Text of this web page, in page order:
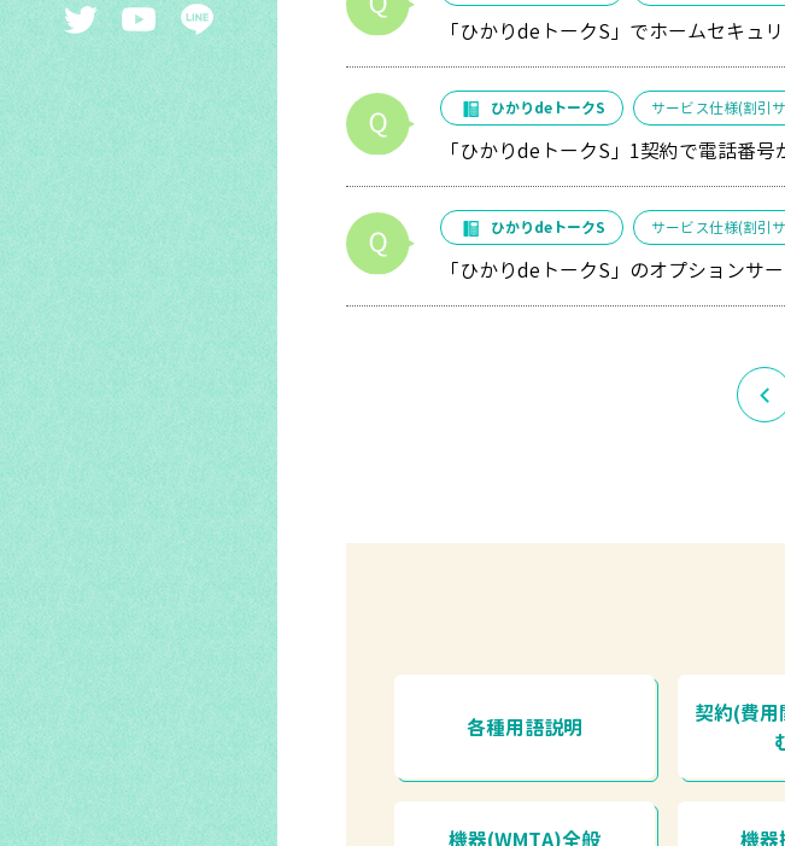
「ひかりdeトークS」でホームセキュ
ひかりdeトークS サービス仕様(割引
「ひかりdeトークS」1契約で電話番
ひかりdeトークS サービス仕様(割引
「ひかりdeトークS」のオプションサ
各種用語説明
契約(費
機器(WMTA)全般 機器